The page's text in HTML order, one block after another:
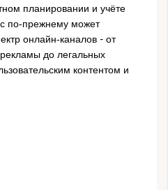
планировании и учёте
по‑прежнему может
онлайн‑каналов - от
до легальных
контентом и